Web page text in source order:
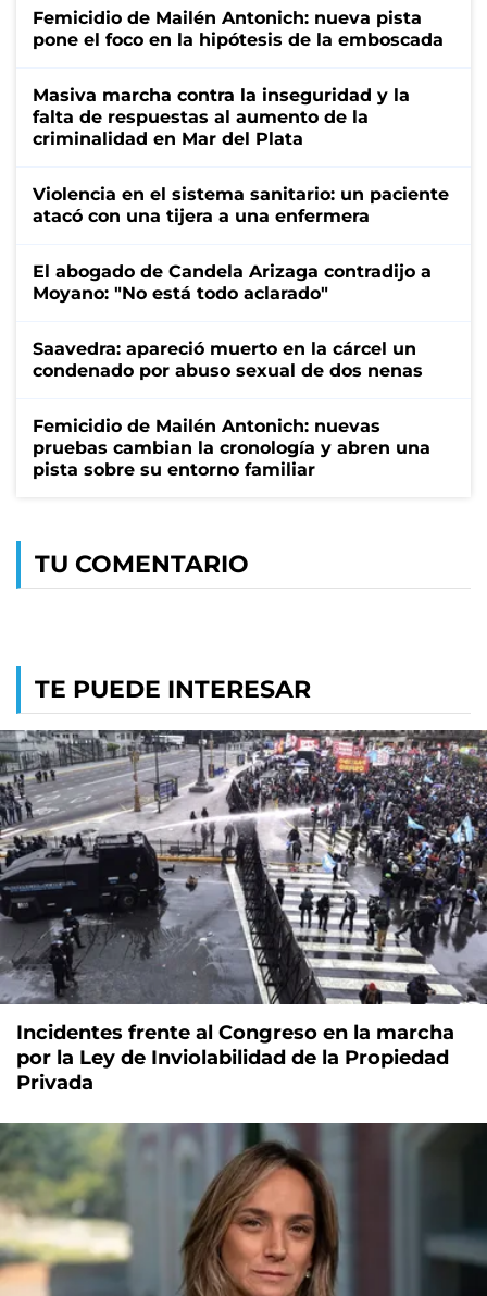
Femicidio de Mailén Antonich: nueva pista
pone el foco en la hipótesis de la emboscada
Masiva marcha contra la inseguridad y la
falta de respuestas al aumento de la
criminalidad en Mar del Plata
Violencia en el sistema sanitario: un paciente
atacó con una tijera a una enfermera
El abogado de Candela Arizaga contradijo a
Moyano: "No está todo aclarado"
Saavedra: apareció muerto en la cárcel un
condenado por abuso sexual de dos nenas
Femicidio de Mailén Antonich: nuevas
pruebas cambian la cronología y abren una
pista sobre su entorno familiar
TU COMENTARIO
TE PUEDE INTERESAR
Incidentes frente al Congreso en la marcha
por la Ley de Inviolabilidad de la Propiedad
Privada